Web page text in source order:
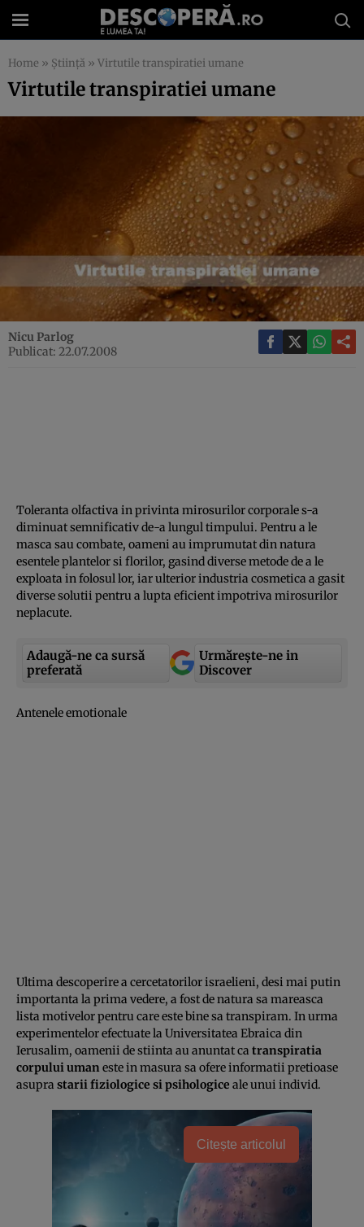
Home » Știință » Virtutile transpiratiei umane
Virtutile transpiratiei umane
Nicu Parlog
Publicat: 22.07.2008
Toleranta olfactiva in privinta mirosurilor corporale s-a
diminuat semnificativ de-a lungul timpului. Pentru a le
masca sau combate, oameni au imprumutat din natura
esentele plantelor si florilor, gasind diverse metode de a le
exploata in folosul lor, iar ulterior industria cosmetica a gasit
diverse solutii pentru a lupta eficient impotriva mirosurilor
neplacute.
Adaugă-ne ca sursă
preferată
Urmărește-ne in
Discover
Antenele emotionale
Ultima descoperire a cercetatorilor israelieni, desi mai putin
importanta la prima vedere, a fost de natura sa mareasca
lista motivelor pentru care este bine sa transpiram. In urma
experimentelor efectuate la Universitatea Ebraica din
Ierusalim, oamenii de stiinta au anuntat ca transpiratia
corpului umaneste in masura sa ofere informatii pretioase
asupra starii fiziologice si psihologice ale unui individ.
Citește articolul